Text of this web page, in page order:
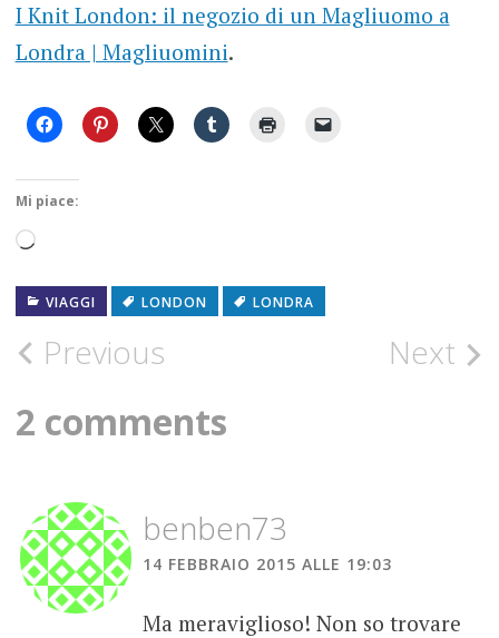
I Knit London: il negozio di un Magliuomo a
Londra | Magliuomini.
Mi piace:
Caricamento
corso…
VIAGGI LONDON LONDRA
Post
navigation
Previous Next
2 comments
benben73
14 FEBBRAIO 2015 ALLE 19:03
Ma meraviglioso! Non so trovare